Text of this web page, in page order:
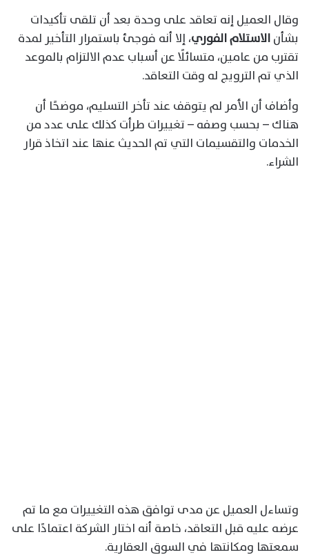
وقال العميل إنه تعاقد على وحدة بعد أن تلقى تأكيدات
بشأنالاستلام الفوري، إلا أنه فوجئ باستمرار التأخير لمدة
تقترب من عامين، متسائلًا عن أسباب عدم الالتزام بالموعد
الذي تم الترويج له وقت التعاقد.
وأضاف أن الأمر لم يتوقف عند تأخر التسليم، موضحًا أن
هناك – بحسب وصفه – تغييرات طرأت كذلك على عدد من
الخدمات والتقسيمات التي تم الحديث عنها عند اتخاذ قرار
الشراء.
وتساءل العميل عن مدى توافق هذه التغييرات مع ما تم
عرضه عليه قبل التعاقد، خاصة أنه اختار الشركة اعتمادًا على
سمعتها ومكانتها في السوق العقارية.